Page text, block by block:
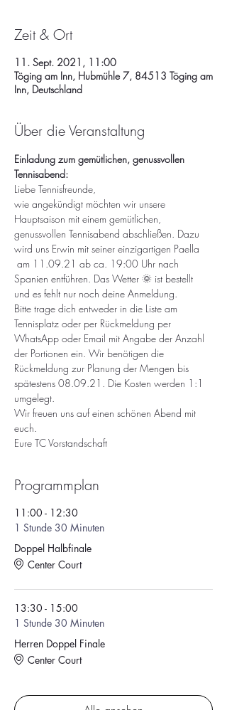
Zeit & Ort
11. Sept. 2021, 11:00
Töging am Inn, Hubmühle 7, 84513 Töging am
Inn, Deutschland
Über die Veranstaltung
Einladung zum gemütlichen, genussvollen
Tennisabend:
Liebe Tennisfreunde,
wie angekündigt möchten wir unsere
Hauptsaison mit einem gemütlichen,
genussvollen Tennisabend abschließen. Dazu
wird uns Erwin mit seiner einzigartigen Paella
am 11.09.21 ab ca. 19:00 Uhr nach
Spanien entführen. Das Wetter 🌞 ist bestellt
und es fehlt nur noch deine Anmeldung.
Bitte trage dich entweder in die Liste am
Tennisplatz oder per Rückmeldung per
WhatsApp oder Email mit Angabe der Anzahl
der Portionen ein. Wir benötigen die
Rückmeldung zur Planung der Mengen bis
spätestens 08.09.21. Die Kosten werden 1:1
umgelegt.
Wir freuen uns auf einen schönen Abend mit
euch.
Eure TC Vorstandschaft
Programmplan
11:00 - 12:30
1 Stunde 30 Minuten
Doppel Halbfinale
Center Court
13:30 - 15:00
1 Stunde 30 Minuten
Herren Doppel Finale
Center Court